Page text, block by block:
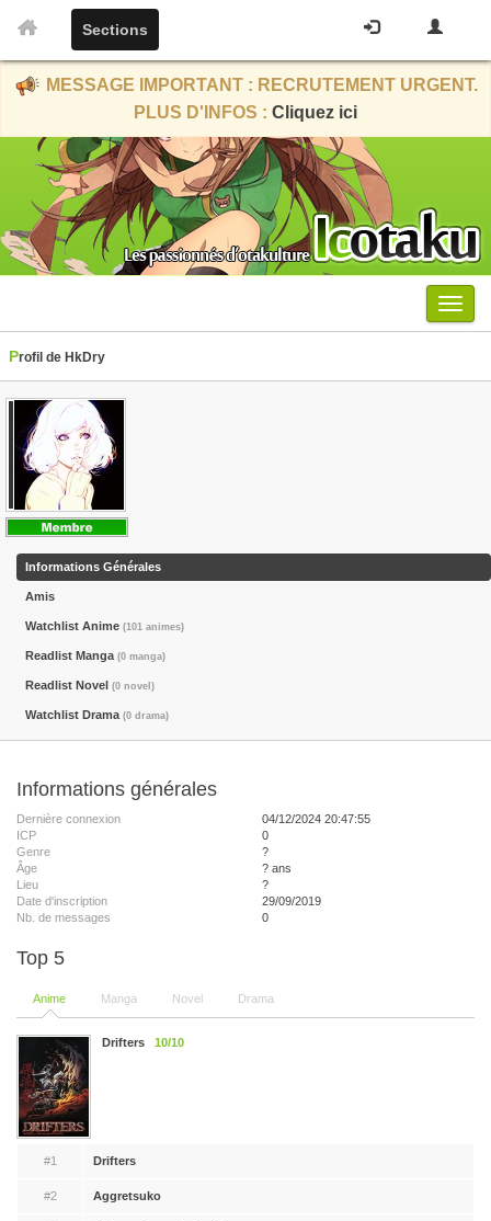
Sections
MESSAGE IMPORTANT : RECRUTEMENT URGENT.
PLUS D'INFOS : Cliquez ici
Menu
Profil de HkDry
Informations Générales
Amis
Watchlist Anime (101 animes)
Readlist Manga (0 manga)
Readlist Novel (0 novel)
Watchlist Drama (0 drama)
Informations générales
Dernière connexion
04/12/2024 20:47:55
ICP
0
Genre
?
Âge
? ans
Lieu
?
Date d'inscription
29/09/2019
Nb. de messages
0
Top 5
Anime Manga Novel Drama
Drifters 10/10
#1 Drifters
#2 Aggretsuko